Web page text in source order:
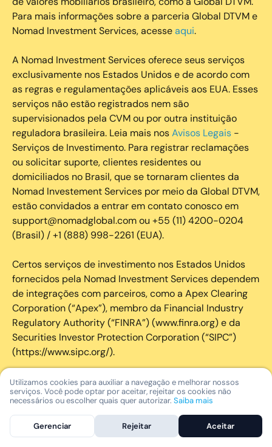
Para mais informações sobre a parceria Global DTVM e
Nomad Investment Services, acesseaqui.
A Nomad Investment Services oferece seus serviços
exclusivamente nos Estados Unidos e de acordo com
as regras e regulamentações aplicáveis aos EUA. Esses
serviços não estão registrados nem são
supervisionados pela CVM ou por outra instituição
reguladora brasileira. Leia mais nosAvisos Legais -
Serviços de Investimento. Para registrar reclamações
ou solicitar suporte, clientes residentes ou
domiciliados no Brasil, que se tornaram clientes da
Nomad Investement Services por meio da Global DTVM,
estão convidados a entrar em contato conosco em
support@nomadglobal.com ou +55 (11) 4200-0204
(Brasil) / +1 (888) 998-2261 (EUA).
Certos serviços de investimento nos Estados Unidos
fornecidos pela Nomad Investment Services dependem
de integrações com parceiros, como a Apex Clearing
Corporation (“Apex”), membro da Financial Industry
Regulatory Authority (“FINRA”) (www.finra.org) e da
Securities Investor Protection Corporation (“SIPC”)
(https://www.sipc.org/).
A SIPC protege os valores mobiliários de clientes de
seus membros em até US$ 250.000,00 para
disponível mediante solicitação ou em www.sipc.org. O
SIPC não protege contra perdas de mercado e não
Utilizamos cookies para auxiliar a navegação e melhorar nossos
serviços. Você pode optar por aceitar, rejeitar os cookies não
necessários ou escolher quais quer autorizar. Saiba mais
Gerenciar Rejeitar Aceitar